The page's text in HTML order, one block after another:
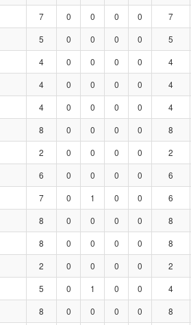
7 0 0 0 0 7
5 0 0 0 0 5
4 0 0 0 0 4
4 0 0 0 0 4
4 0 0 0 0 4
8 0 0 0 0 8
2 0 0 0 0 2
6 0 0 0 0 6
7 0 1 0 0 6
8 0 0 0 0 8
8 0 0 0 0 8
2 0 0 0 0 2
5 0 1 0 0 4
8 0 0 0 0 8